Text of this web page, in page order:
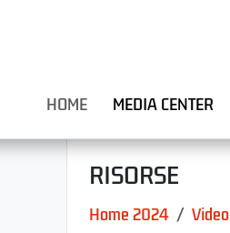
HOME MEDIA CENTER
RISORSE
Home 2024 Video